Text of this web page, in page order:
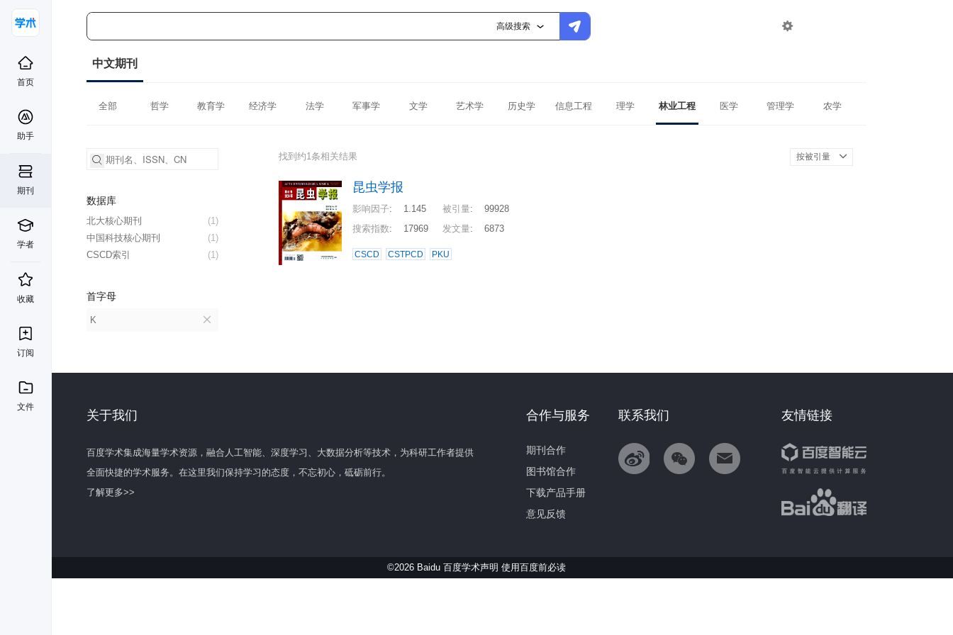
高级搜索 
首页
助手
期刊
学者
收藏
订阅
文件
中文期刊
全部 哲学 教育学 经济学 法学 军事学 文学 艺术学 历史学 信息工程 理学 林业工程 医学 管理学 农学
数据库
(1)
北大核心期刊
(1)
中国科技核心期刊
(1)
CSCD索引
首字母
K
找到约1条相关结果 按被引量
昆虫学报
影响因子: 1.145 被引量:
99928
搜索指数: 17969 发文量: 6873
CSCD CSTPCD PKU
关于我们
百度学术集成海量学术资源，融合人工智能、深度学习、大数据分析等技术，为科研工作者提供
全面快捷的学术服务。在这里我们保持学习的态度，不忘初心，砥砺前行。
了解更多>>
友情链接
联系我们
合作与服务
期刊合作
图书馆合作
下载产品手册
意见反馈
©2026 Baidu 百度学术声明 使用百度前必读